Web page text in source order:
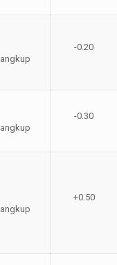
angkup
-0.20
angkup
-0.30
angkup
+0.50